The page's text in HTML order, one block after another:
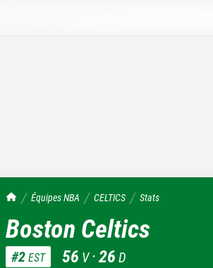
TrashTalk Actu NBA
Équipes NBA CELTICS Stats
Boston Celtics
#2EST 56 V ·26 D